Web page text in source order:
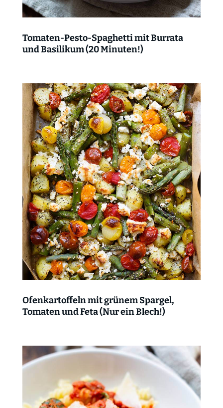
Tomaten-Pesto-Spaghetti mit Burrata
und Basilikum (20 Minuten!)
Ofenkartoffeln mit grünem Spargel,
Tomaten und Feta (Nur ein Blech!)